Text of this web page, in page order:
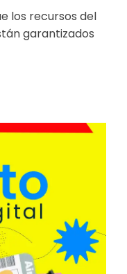
los recursos del
garantizados